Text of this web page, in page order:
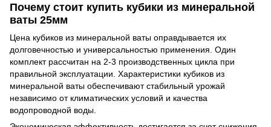
Почему стоит купить кубики из минеральной
ваты 25мм
Цена кубиков из минеральной ваты оправдывается их
долговечностью и универсальностью применения. Один
комплект рассчитан на 2-3 производственных цикла при
правильной эксплуатации. Характеристики кубиков из
минеральной ваты обеспечивают стабильный урожай
независимо от климатических условий и качества
водопроводной воды.